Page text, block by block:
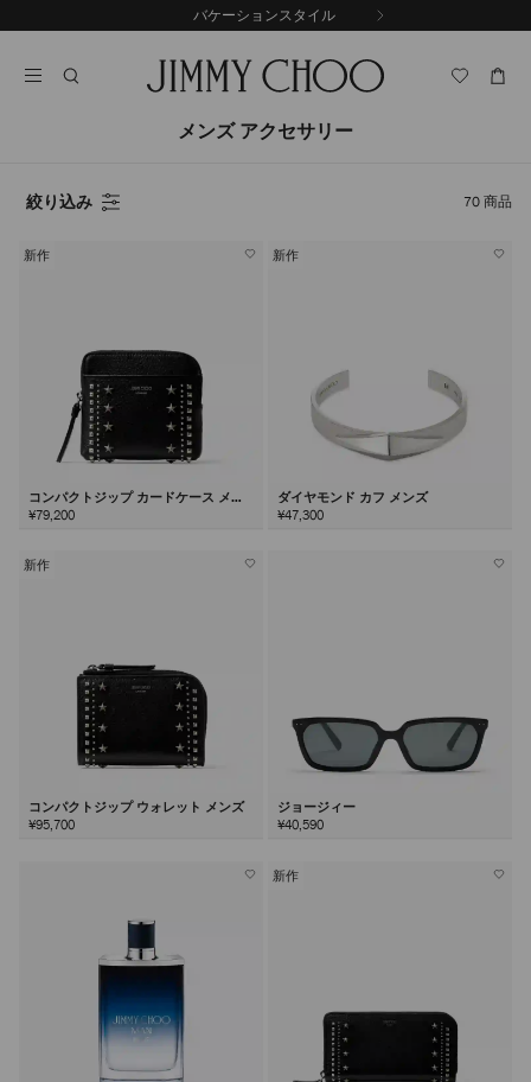
ン
ス
ラ
バケーションスタイル
メンズ アクセサリー
絞り込み 70商品
新作
コンパクトジップ カードケース メン
ズ
¥79,200
新作
ダイヤモンド カフ メンズ
¥47,300
新作
コンパクトジップ ウォレット メンズ
¥95,700
ジョージィー
¥40,590
新作